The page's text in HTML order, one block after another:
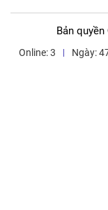
Bản
Online: 3 Ngày: